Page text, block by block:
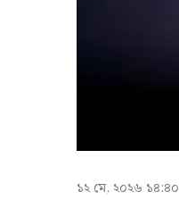
১২ মে, ২০২৬ ১৪:৪০